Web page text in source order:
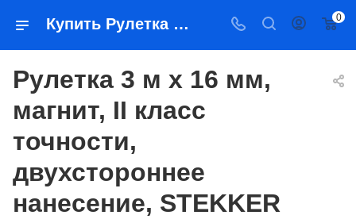
Купить Рулетка 3 м х 16 мм, магнит, II класс точности, двухстороннее нанесение, STEKKER MTS-83-P в Якутске — цена, характеристики, подбор | Востоктехторг 0
Рулетка 3 м х 16 мм,
магнит, II класс
точности,
двухстороннее
нанесение, STEKKER